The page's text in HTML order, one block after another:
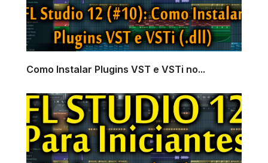
Como Instalar Plugins VST e VSTi no...